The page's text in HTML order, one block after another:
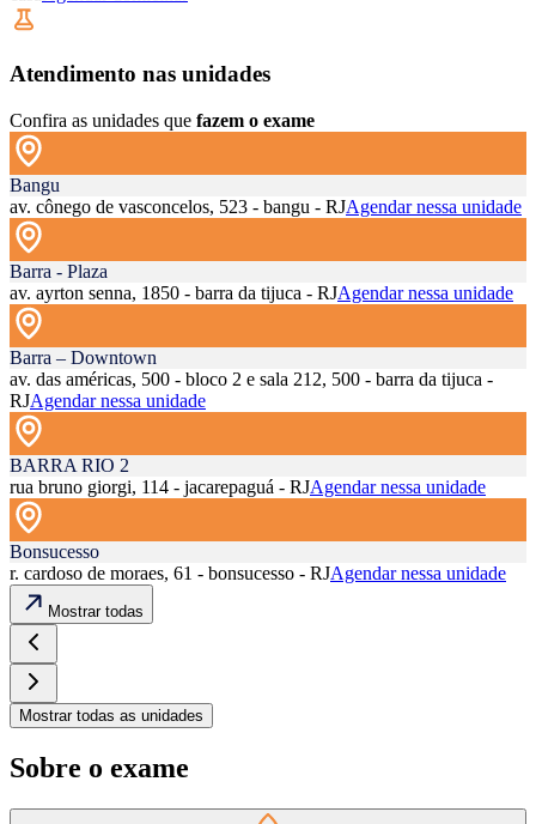
Atendimento nas unidades
Confira as unidades que fazem o exame
Bangu
av. cônego de vasconcelos, 523 - bangu - RJAgendar nessa unidade
Barra - Plaza
av. ayrton senna, 1850 - barra da tijuca - RJAgendar nessa unidade
Barra – Downtown
av. das américas, 500 - bloco 2 e sala 212, 500 - barra da tijuca -
RJAgendar nessa unidade
BARRA RIO 2
rua bruno giorgi, 114 - jacarepaguá - RJAgendar nessa unidade
Bonsucesso
r. cardoso de moraes, 61 - bonsucesso - RJAgendar nessa unidade
Mostrar todas
Mostrar todas as unidades
Sobre o exame